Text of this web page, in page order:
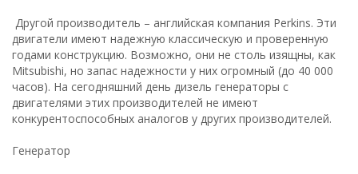
Другой производитель – английская компания Perkins. Эти
двигатели имеют надежную классическую и проверенную
годами конструкцию. Возможно, они не столь изящны, как
Mitsubishi, но запас надежности у них огромный (до 40 000
часов). На сегодняшний день дизель генераторы с
двигателями этих производителей не имеют
конкурентоспособных аналогов у других производителей.
Генератор